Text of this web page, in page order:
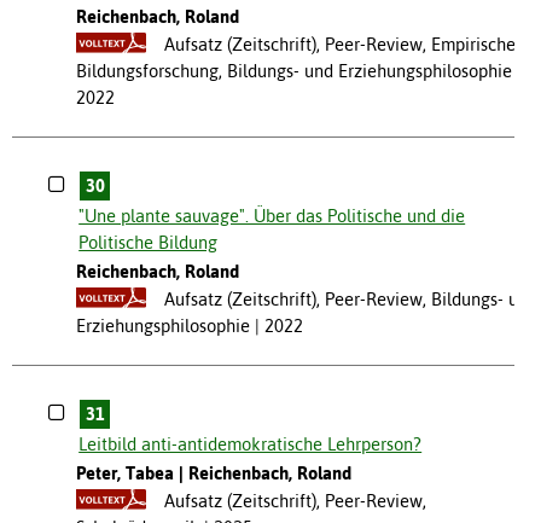
Reichenbach, Roland
Aufsatz (Zeitschrift), Peer-Review, Empirische
Bildungsforschung, Bildungs- und Erziehungsphilosophie
2022
30
"Une plante sauvage". Über das Politische und die
Politische Bildung
Reichenbach, Roland
Aufsatz (Zeitschrift), Peer-Review, Bildungs- und
Erziehungsphilosophie
2022
31
Leitbild anti-antidemokratische Lehrperson?
Peter, Tabea
Reichenbach, Roland
Aufsatz (Zeitschrift), Peer-Review,